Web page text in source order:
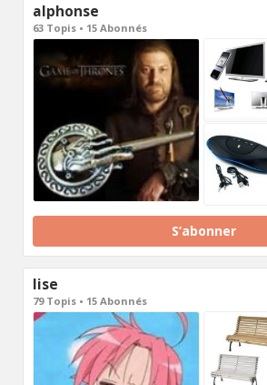
alphonse
63 Topis • 15 Abonnés
S’abonner
lise
79 Topis • 15 Abonnés